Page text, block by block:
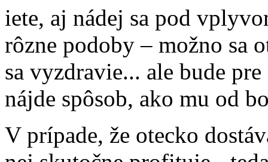
iete, aj nádej sa pod
rôzne podoby – možno sa
sa vyzdravie... ale bude
nájde spôsob, ako mu od
V prípade, že otecko